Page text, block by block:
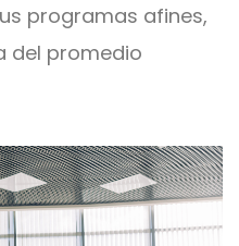
programas afines,
del promedio